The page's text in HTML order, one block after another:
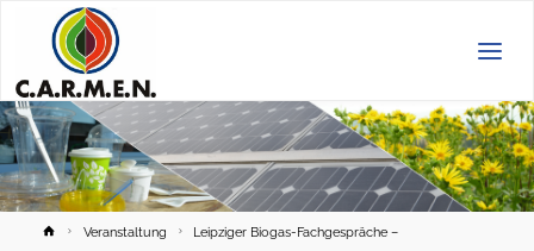
HomeVeranstaltung
Leipziger Biogas-Fachgespräche –